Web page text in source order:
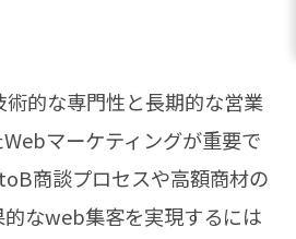
術的な専門性と長期的な営業
マーケティングが重要で
商談プロセスや高額商材の
なweb集客を実現するには